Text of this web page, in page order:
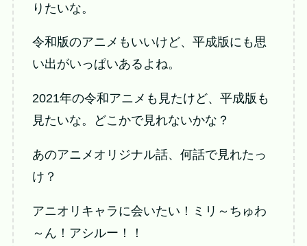
りたいな。
令和版のアニメもいいけど、平成版にも思
い出がいっぱいあるよね。
2021年の令和アニメも見たけど、平成版も
見たいな。どこかで見れないかな？
あのアニメオリジナル話、何話で見れたっ
け？
アニオリキャラに会いたい！ミリ～ちゅわ
～ん！アシルー！！